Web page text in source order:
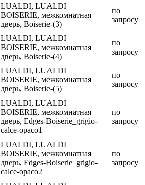
LUALDI, LUALDI
BOISERIE, межкомнатная
дверь, Boiserie-(3)
по
запросу
LUALDI, LUALDI
BOISERIE, межкомнатная
дверь, Boiserie-(4)
по
запросу
LUALDI, LUALDI
BOISERIE, межкомнатная
дверь, Boiserie-(5)
по
запросу
LUALDI, LUALDI
BOISERIE, межкомнатная
дверь, Edges-Boiserie_grigio-
calce-opaco1
по
запросу
LUALDI, LUALDI
BOISERIE, межкомнатная
дверь, Edges-Boiserie_grigio-
calce-opaco2
по
запросу